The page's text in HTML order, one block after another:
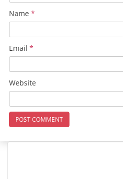
Name *
Email *
Website